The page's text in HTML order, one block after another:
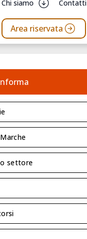
Chi siamo Contatti
Area riservata
settore